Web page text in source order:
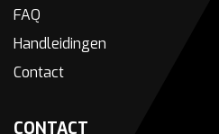
FAQ
Handleidingen
Contact
CONTACT